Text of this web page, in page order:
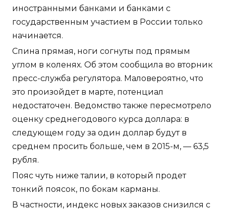
иностранными банками и банками с
государственным участием в России только
начинается.
Спина прямая, ноги согнуты под прямым
углом в коленях. Об этом сообщила во вторник
пресс-служба регулятора. Маловероятно, что
это произойдет в марте, потенциал
недостаточен. Ведомство также пересмотрело
оценку среднегодового курса доллара: в
следующем году за один доллар будут в
среднем просить больше, чем в 2015-м, — 63,5
рубля.
Пояс чуть ниже талии, в который продет
тонкий поясок, по бокам карманы.
В частности, индекс новых заказов снизился с